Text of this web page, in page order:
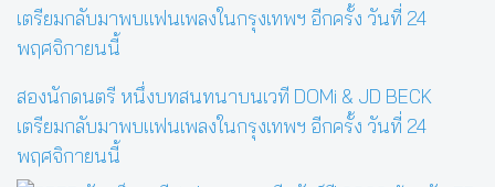
สองนักดนตรี หนึ่งบทสนทนาบนเวที DOMi & JD BECK
เตรียมกลับมาพบแฟนเพลงในกรุงเทพฯ อีกครั้ง วันที่ 24
พฤศจิกายนนี้